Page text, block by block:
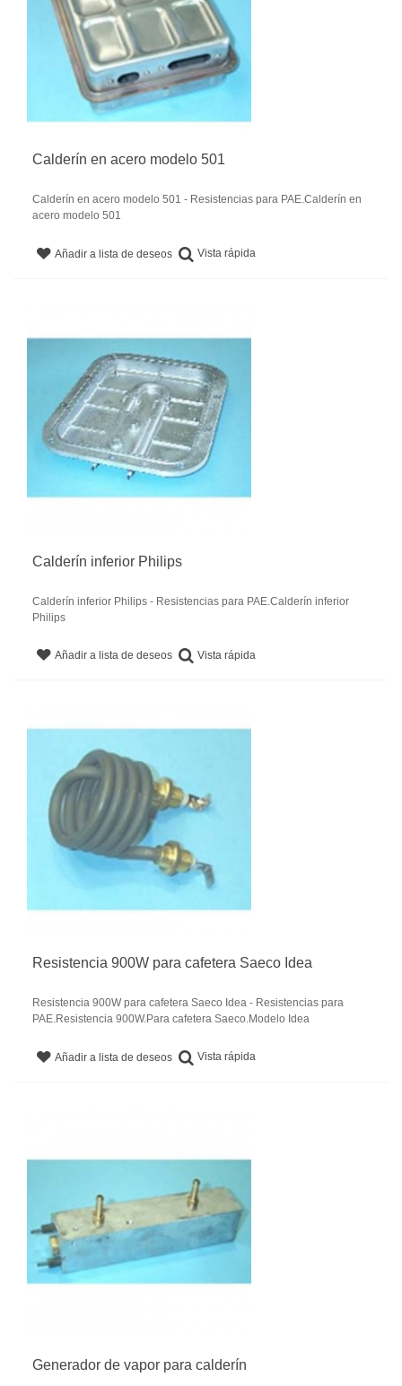
Calderín en acero modelo 501
Calderín en acero modelo 501 - Resistencias para PAE.Calderín en
acero modelo 501
Añadir a lista de deseos Vista rápida
Calderín inferior Philips
Calderín inferior Philips - Resistencias para PAE.Calderín inferior
Philips
Añadir a lista de deseos Vista rápida
Resistencia 900W para cafetera Saeco Idea
Resistencia 900W para cafetera Saeco Idea - Resistencias para
PAE.Resistencia 900W.Para cafetera Saeco.Modelo Idea
Añadir a lista de deseos Vista rápida
Generador de vapor para calderín